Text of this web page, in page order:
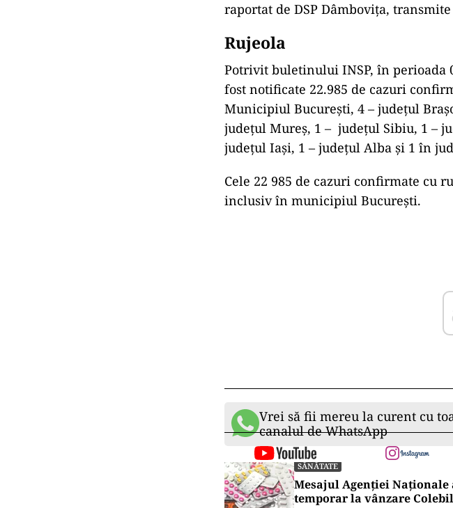
raportat de DSP Dâmbovița, transmite
Rujeola
Potrivit buletinului INSP, în perioada
fost notificate 22.985 de cazuri
Municipiul București, 4 – județul
județul Mureș, 1 – județul Sibiu, 1 –
județul Iași, 1 – județul Alba și 1 în
Cele 22 985 de cazuri confirmate cu
inclusiv în municipiul București.
Vrei să fii mereu la curent cu
canalul de WhatsApp
SĂNĂTATE
Mesajul Agenției Naționale
temporar la vânzare